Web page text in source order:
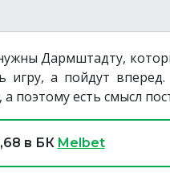
Дармштадту,
а пойдут
поэтому есть смысл
в БК Melbet